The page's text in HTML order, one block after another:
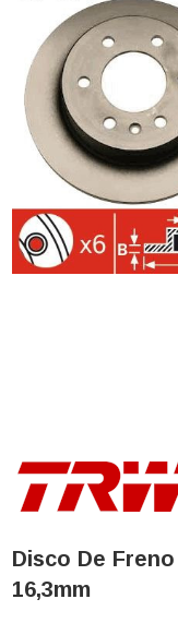
Disco De Freno
16,3mm